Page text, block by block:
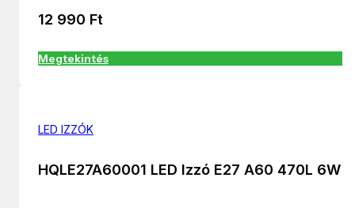
12 990 Ft
Megtekintés
LED IZZÓK
HQLE27A60001 LED Izzó E27 A60 470L 6W